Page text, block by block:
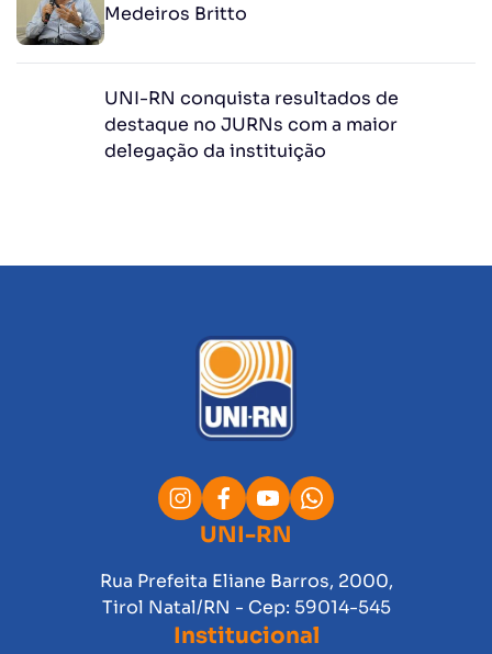
Medeiros Britto
UNI-RN conquista resultados de
destaque no JURNs com a maior
delegação da instituição
UNI-RN
Rua Prefeita Eliane Barros, 2000,
Tirol Natal/RN - Cep: 59014-545
Institucional